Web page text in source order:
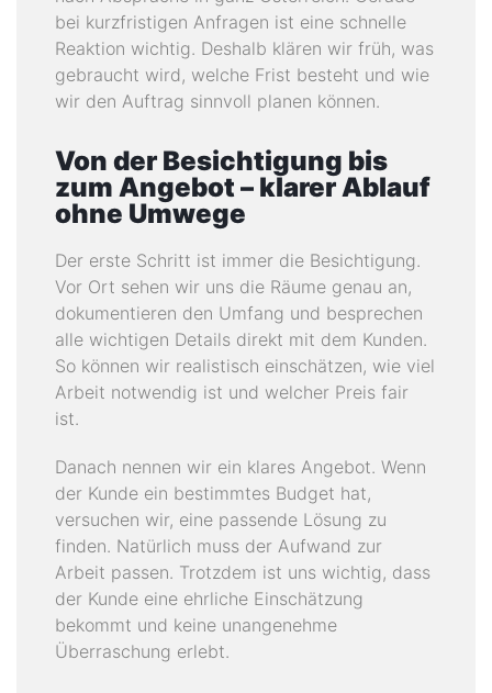
bei kurzfristigen Anfragen ist eine schnelle
Reaktion wichtig. Deshalb klären wir früh, was
gebraucht wird, welche Frist besteht und wie
wir den Auftrag sinnvoll planen können.
Von der Besichtigung bis
zum Angebot – klarer Ablauf
ohne Umwege
Der erste Schritt ist immer die Besichtigung.
Vor Ort sehen wir uns die Räume genau an,
dokumentieren den Umfang und besprechen
alle wichtigen Details direkt mit dem Kunden.
So können wir realistisch einschätzen, wie viel
Arbeit notwendig ist und welcher Preis fair
ist.
Danach nennen wir ein klares Angebot. Wenn
der Kunde ein bestimmtes Budget hat,
versuchen wir, eine passende Lösung zu
finden. Natürlich muss der Aufwand zur
Arbeit passen. Trotzdem ist uns wichtig, dass
der Kunde eine ehrliche Einschätzung
bekommt und keine unangenehme
Überraschung erlebt.